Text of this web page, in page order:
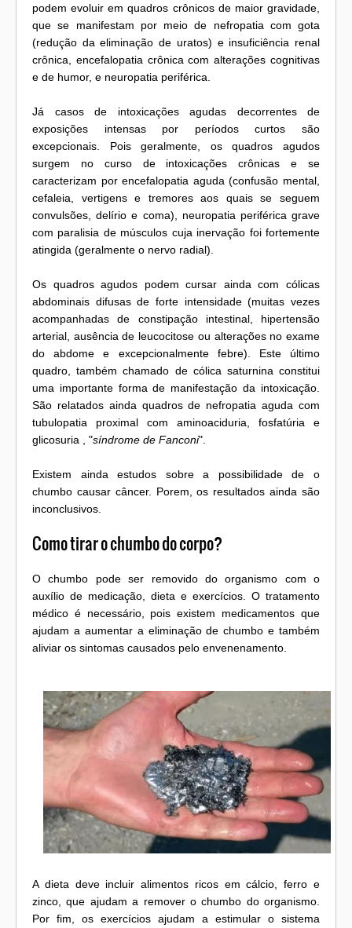
podem evoluir em quadros crônicos de maior gravidade,
que se manifestam por meio de nefropatia com gota
(redução da eliminação de uratos) e insuficiência renal
crônica, encefalopatia crônica com alterações cognitivas
e de humor, e neuropatia periférica.
Já casos de intoxicações agudas decorrentes de
exposições intensas por períodos curtos são
excepcionais. Pois geralmente, os quadros agudos
surgem no curso de intoxicações crônicas e se
caracterizam por encefalopatia aguda (confusão mental,
cefaleia, vertigens e tremores aos quais se seguem
convulsões, delírio e coma), neuropatia periférica grave
com paralisia de músculos cuja inervação foi fortemente
atingida (geralmente o nervo radial).
Os quadros agudos podem cursar ainda com cólicas
abdominais difusas de forte intensidade (muitas vezes
acompanhadas de constipação intestinal, hipertensão
arterial, ausência de leucocitose ou alterações no exame
do abdome e excepcionalmente febre). Este último
quadro, também chamado de cólica saturnina constitui
uma importante forma de manifestação da intoxicação.
São relatados ainda quadros de nefropatia aguda com
tubulopatia proximal com aminoaciduria, fosfatúria e
glicosuria , "síndrome de Fanconi".
Existem ainda estudos sobre a possibilidade de o
chumbo causar câncer. Porem, os resultados ainda são
inconclusivos.
Como tirar o chumbo do corpo?
O chumbo pode ser removido do organismo com o
auxílio de medicação, dieta e exercícios. O tratamento
médico é necessário, pois existem medicamentos que
ajudam a aumentar a eliminação de chumbo e também
aliviar os sintomas causados pelo envenenamento.
A dieta deve incluir alimentos ricos em cálcio, ferro e
zinco, que ajudam a remover o chumbo do organismo.
Por fim, os exercícios ajudam a estimular o sistema